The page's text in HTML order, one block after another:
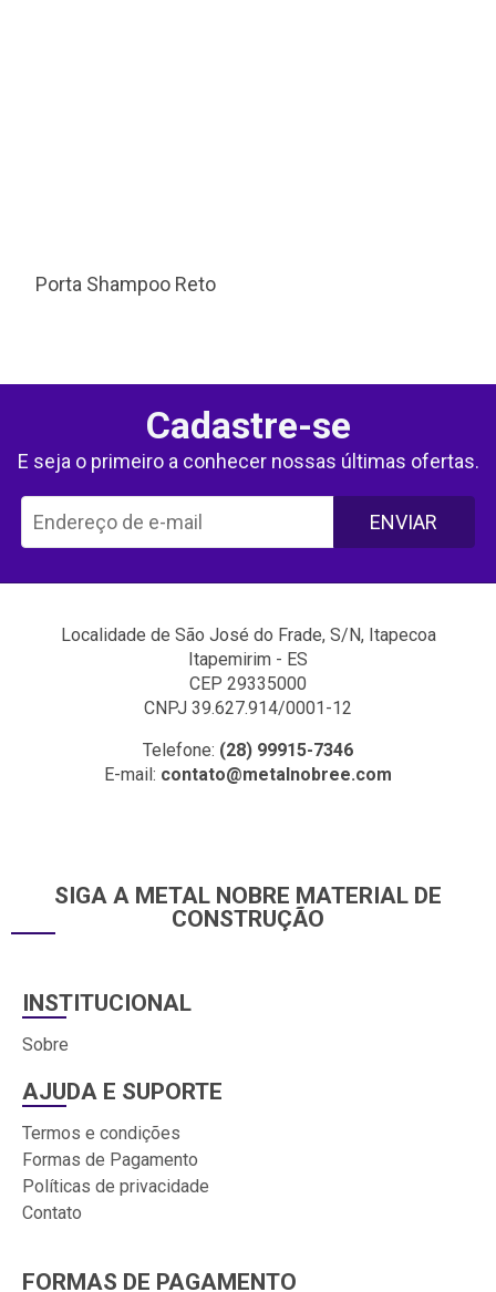
Porta Shampoo Reto
Cadastre-se
E seja o primeiro a conhecer nossas últimas ofertas.
ENVIAR
Localidade de São José do Frade, S/N, Itapecoa
Itapemirim - ES
CEP 29335000
CNPJ 39.627.914/0001-12
Telefone: (28) 99915-7346
E-mail: contato@metalnobree.com
SIGA A METAL NOBRE MATERIAL DE
CONSTRUÇÃO
INSTITUCIONAL
Sobre
AJUDA E SUPORTE
Termos e condições
Formas de Pagamento
Políticas de privacidade
Contato
FORMAS DE PAGAMENTO